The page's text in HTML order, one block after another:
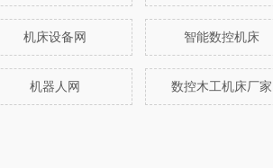
机床设备网 智能数控机床
机器人网 数控木工机床厂家